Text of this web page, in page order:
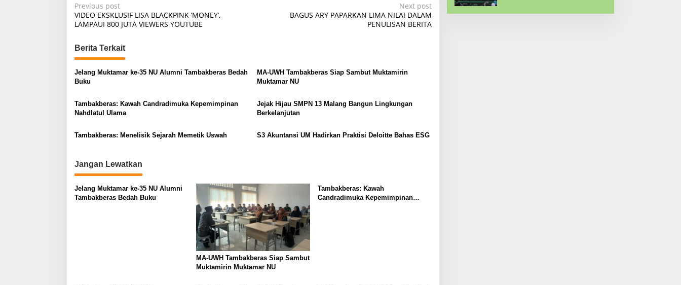
P
o
t
a
i
a
i
o
n
Previous post
VIDEO EKSKLUSIF LISA BLACKPINK ‘MONEY’,
LAMPAUI 800 JUTA VIEWERS YOUTUBE
Next post
BAGUS ARY PAPARKAN LIMA NILAI DALAM
PENULISAN BERITA
Berita Terkait
Jelang Muktamar ke-35 NU Alumni Tambakberas Bedah
Buku
MA-UWH Tambakberas Siap Sambut Muktamirin
Muktamar NU
Tambakberas: Kawah Candradimuka Kepemimpinan
Nahdlatul Ulama
Jejak Hijau SMPN 13 Malang Bangun Lingkungan
Berkelanjutan
Tambakberas: Menelisik Sejarah Memetik Uswah S3 Akuntansi UM Hadirkan Praktisi Deloitte Bahas ESG
Jangan Lewatkan
Jelang Muktamar ke-35 NU Alumni
Tambakberas Bedah Buku
MA-UWH Tambakberas Siap Sambut
Muktamirin Muktamar NU
Tambakberas: Kawah
Candradimuka Kepemimpinan